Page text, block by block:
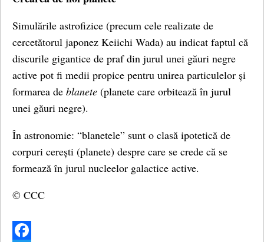
Simulările astrofizice (precum cele realizate de
cercetătorul japonez Keiichi Wada) au indicat faptul că
discurile gigantice de praf din jurul unei găuri negre
active pot fi medii propice pentru unirea particulelor și
formarea de blanete (planete care orbitează în jurul
unei găuri negre).
În astronomie: “blanetele” sunt o clasă ipotetică de
corpuri cerești (planete) despre care se crede că se
formează în jurul nucleelor galactice active.
© CCC